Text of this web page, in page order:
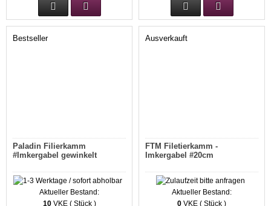
Bestseller
Paladin Filierkamm
#Imkergabel gewinkelt
Aktueller Bestand:
10VKE ( Stück )
Ausverkauft
FTM Filetierkamm -
Imkergabel #20cm
Aktueller Bestand:
0 VKE ( Stück )